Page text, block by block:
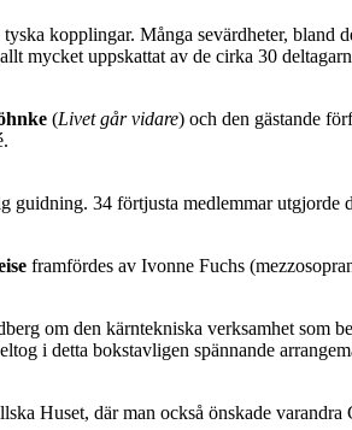
kopplingar. Många sevärdheter, bland
mycket uppskattat av de cirka 30
(Livet går vidare) och den gästande
34 förtjusta medlemmar utgjorde
framfördes av Ivonne Fuchs
om den kärntekniska verksamhet som
i detta bokstavligen spännande
Huset, där man också önskade